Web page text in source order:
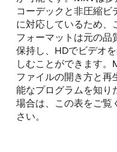
コーデックと非圧縮ビ
に対応しているため、
フォーマットは元の品
保持し、HDでビデオ
しむことができます。
ファイルの開き方と再
能なプログラムを知り
場合は、この表をご覧
さい。